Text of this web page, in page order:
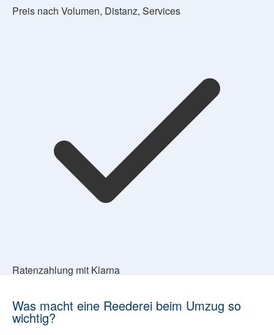
Preis nach Volumen, Distanz, Services
Ratenzahlung mit Klarna
Was macht eine Reederei beim Umzug so
wichtig?